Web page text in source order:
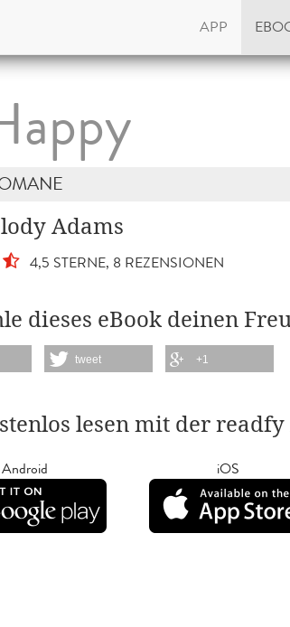
APP
Adams
4,5 STERNE, 8 REZENSIONEN
dieses eBook deinen
tweet +1
lesen mit der
Android iOS